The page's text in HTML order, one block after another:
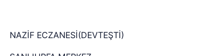
NAZİF ECZANESİ(DEVTEŞTİ)